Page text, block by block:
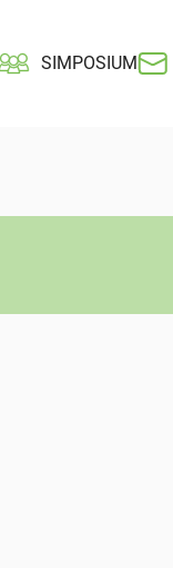
SIMPOSIUM